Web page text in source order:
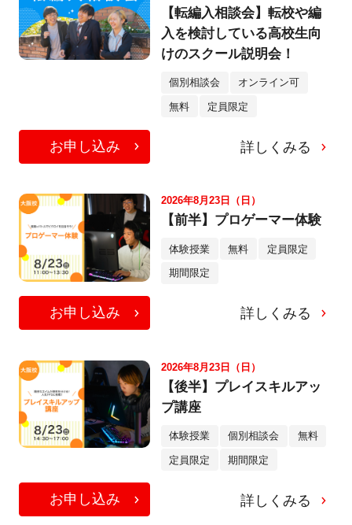
【転編入相談会】転校や編
入を検討している高校生向
けのスクール説明会！
個別相談会 オンライン可
無料 定員限定
お申し込み 詳しくみる
2026年8月23日（日）
【前半】プロゲーマー体験
体験授業 無料 定員限定
期間限定
お申し込み 詳しくみる
2026年8月23日（日）
【後半】プレイスキルアッ
プ講座
体験授業 個別相談会 無料
定員限定 期間限定
お申し込み 詳しくみる